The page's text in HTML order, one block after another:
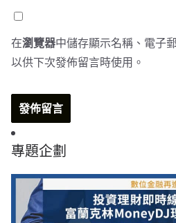
在瀏覽器中儲存顯示名稱、電子
以供下次發佈留言時使用。
專題企劃